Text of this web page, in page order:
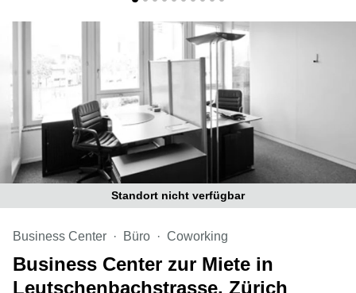
mieten
Büro
mieten
Zug
Büro
mieten
Bern
Büro
mieten
mieten
Luzern
Business
Guisan-
Baarerstrasse
141 Zug
Grafenauweg
8 Zug
Teichgässlein
9 Basel
29 Basel
Zugerstrasse
Glärnischstrasse
Standort nicht verfügbar
Business Center Büro Coworking
Business Center zur Miete in
Leutschenbachstrasse, Zürich